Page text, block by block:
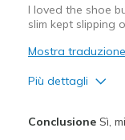
I loved the shoe
slim kept slipping
Mostra traduzione
Più dettagli
ConclusioneSì,